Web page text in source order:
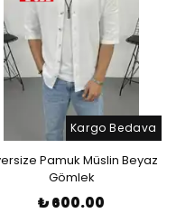
Kargo Bedava
Pamuk Müslin Beyaz
Gömlek
₺ 600.00